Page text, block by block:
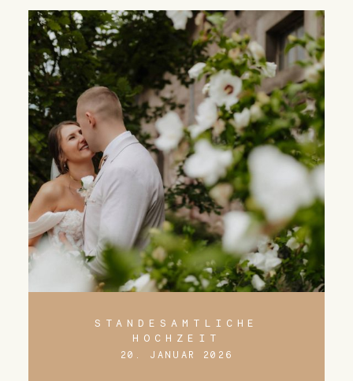
STANDESAMTLICHE
HOCHZEIT
20. JANUAR 2026